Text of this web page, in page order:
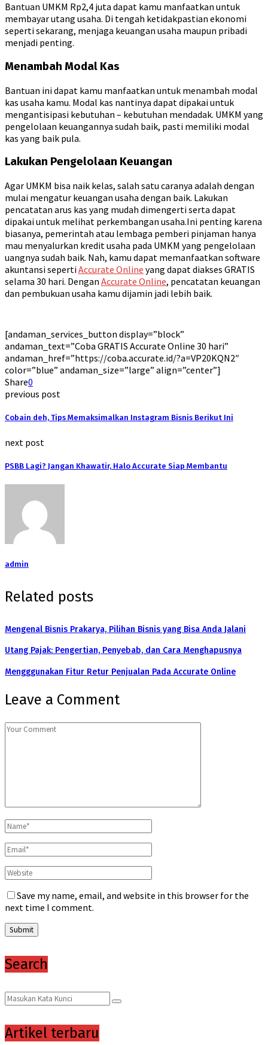
Bantuan UMKM Rp2,4 juta dapat kamu manfaatkan untuk
membayar utang usaha. Di tengah ketidakpastian ekonomi
seperti sekarang, menjaga keuangan usaha maupun pribadi
menjadi penting.
Menambah Modal Kas
Bantuan ini dapat kamu manfaatkan untuk menambah modal
kas usaha kamu. Modal kas nantinya dapat dipakai untuk
mengantisipasi kebutuhan – kebutuhan mendadak. UMKM yang
pengelolaan keuangannya sudah baik, pasti memiliki modal
kas yang baik pula.
Lakukan Pengelolaan Keuangan
Agar UMKM bisa naik kelas, salah satu caranya adalah dengan
mulai mengatur keuangan usaha dengan baik. Lakukan
pencatatan arus kas yang mudah dimengerti serta dapat
dipakai untuk melihat perkembangan usaha.Ini penting karena
biasanya, pemerintah atau lembaga pemberi pinjaman hanya
mau menyalurkan kredit usaha pada UMKM yang pengelolaan
uangnya sudah baik. Nah, kamu dapat memanfaatkan software
akuntansi sepertiAccurate Online yang dapat diakses GRATIS
selama 30 hari. Dengan Accurate Online, pencatatan keuangan
dan pembukuan usaha kamu dijamin jadi lebih baik.
[andaman_services_button display=”block”
andaman_text=”Coba GRATIS Accurate Online 30 hari”
andaman_href=”https://coba.accurate.id/?a=VP20KQN2″
color=”blue” andaman_size=”large” align=”center”]
Share0
previous post
Cobain deh, Tips Memaksimalkan Instagram Bisnis Berikut Ini
next post
PSBB Lagi? Jangan Khawatir, Halo Accurate Siap Membantu
admin
Related posts
Mengenal Bisnis Prakarya, Pilihan Bisnis yang Bisa Anda Jalani
Utang Pajak: Pengertian, Penyebab, dan Cara Menghapusnya
Mengggunakan Fitur Retur Penjualan Pada Accurate Online
Leave a Comment
Save my name, email, and website in this browser for the
next time I comment.
Search
Search
for:
Search
Artikel terbaru